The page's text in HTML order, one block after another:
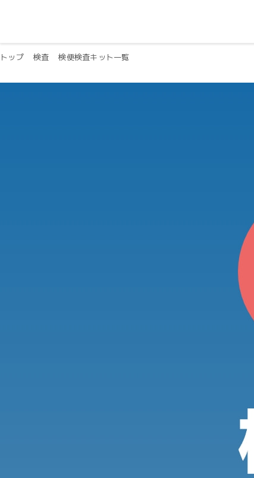
トップ 検査 検便検査キット一覧